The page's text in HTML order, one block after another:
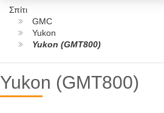
Σπίτι
GMC
Yukon
Yukon (GMT800)
Yukon (GMT800)